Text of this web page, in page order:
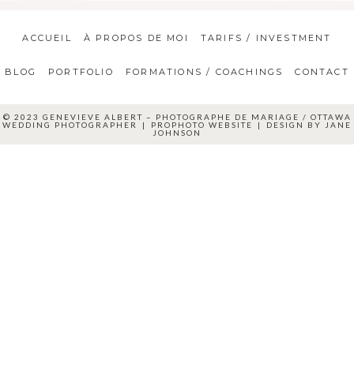
ACCUEIL À PROPOS DE MOI TARIFS / INVESTMENT
BLOG PORTFOLIO FORMATIONS / COACHINGS CONTACT
© 2023 GENEVIEVE ALBERT – PHOTOGRAPHE DE MARIAGE / OTTAWA
WEDDING PHOTOGRAPHER
| PROPHOTO WEBSITE | DESIGN BY
JANE
JOHNSON